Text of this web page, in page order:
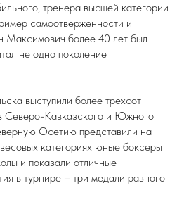
тренера высшей категории
самоотверженности и
Максимович более 40 лет был
не одно поколение
выступили более трехсот
Северо-Кавказского и Южного
Осетию представили на
категориях юные боксеры
и показали отличные
в турнире – три медали разного